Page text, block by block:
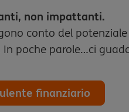
non impattanti.
conto del
In poche parole…ci
finanziario